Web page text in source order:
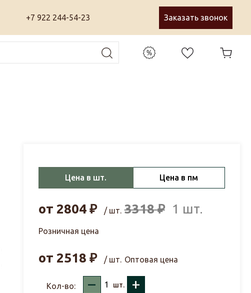
+7 922 244-54-23 Заказать звонок
Цена в шт. Цена в пм
от 2804₽ / шт. 3318₽ 1 шт.
Розничная цена
от 2518 ₽ / шт. Оптовая цена
Кол-во: – шт. +